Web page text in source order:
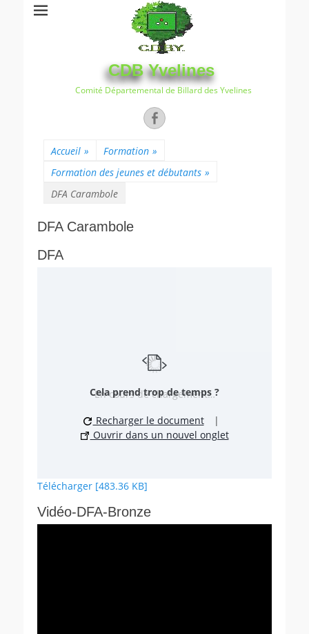
CDB Yvelines
Comité Départemental de Billard des Yvelines
Facebook
Accueil » Formation »
Formation des jeunes et débutants »
DFA Carambole
DFA Carambole
DFA
En cours de chargement…
Cela prend trop de temps ?
Recharger le document
|
Ouvrir dans un nouvel onglet
Télécharger [483.36 KB]
Vidéo-DFA-Bronze